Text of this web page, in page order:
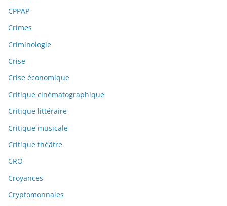
CPPAP
Crimes
Criminologie
Crise
Crise économique
Critique cinématographique
Critique littéraire
Critique musicale
Critique théâtre
CRO
Croyances
Cryptomonnaies